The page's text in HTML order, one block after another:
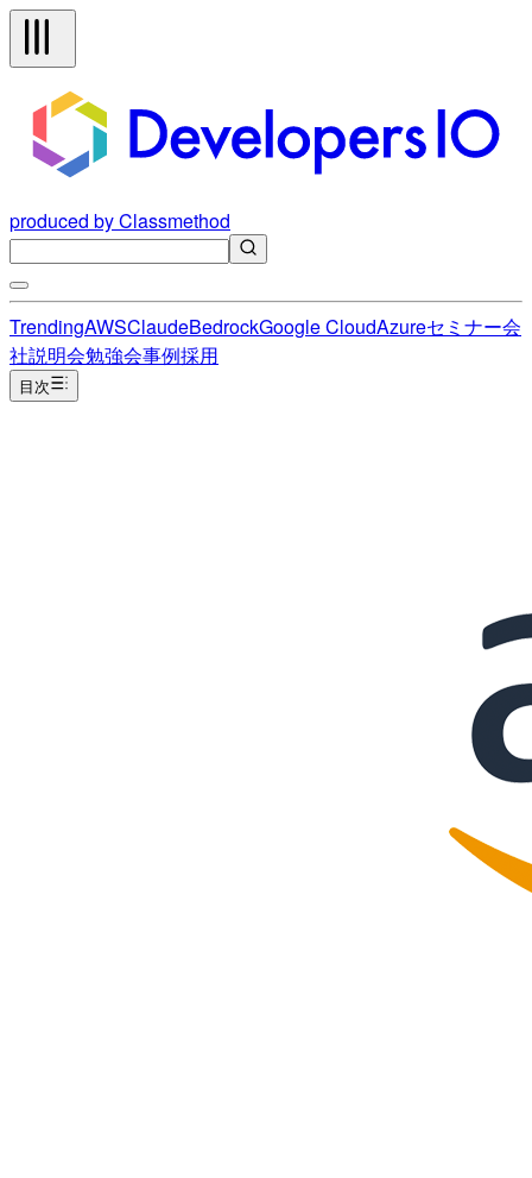
produced by Classmethod
TrendingAWSClaudeBedrockGoogle CloudAzureセミナー会
社説明会勉強会事例採用
目次